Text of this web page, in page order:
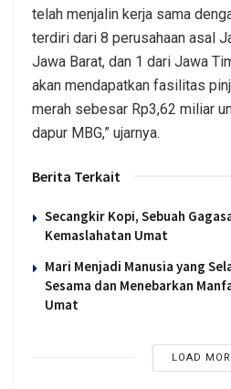
telah menjalin kerja sama
terdiri dari 8 perusahaan asal
Jawa Barat, dan 1 dari Jawa
akan mendapatkan fasilitas
merah sebesar Rp3,62 miliar
dapur MBG,” ujarnya.
Berita Terkait
Secangkir Kopi, Sebuah
Kemaslahatan Umat
Mari Menjadi Manusia yang
Sesama dan Menebarkan
Umat
LOAD